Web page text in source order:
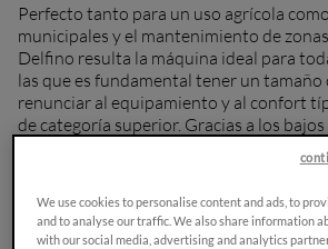
Perfecto tanto para un uso agrícola
municipales y el mantenimiento de
Delfino resulta la máquina ideal para
las que es fundamental tener un tamaño
renunciar al equipamiento y al confort
de categoría superior. Gracias a los
mantenimiento y a su extrema facilidad
excelente también para aplicaciones de
Solicitar presupuesto
We use cookies to personalise content and ads, to
and to analyse our traffic. We also share information
with our social media, advertising and analytics